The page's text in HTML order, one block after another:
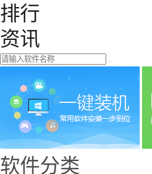
排行
资讯
软件分类